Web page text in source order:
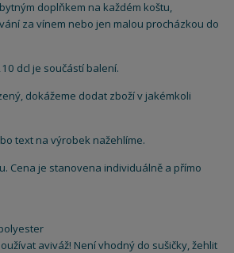
doplňkem na každém koštu,
za vínem nebo jen malou procházkou do
dcl je součástí balení.
dokážeme dodat zboží v jakémkoli
text na výrobek nažehlíme.
Cena je stanovena individuálně a přímo
aviváž! Není vhodný do sušičky, žehlit